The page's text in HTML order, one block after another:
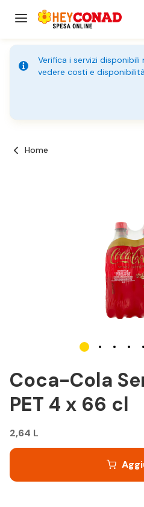
Verifica i servizi
vedere costi e
Home
Coca-Cola
PET 4 x 66 cl
2,64 L